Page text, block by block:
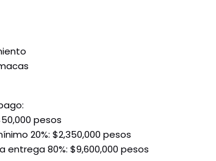
pesos
20%: $2,350,000 pesos
entrega 80%: $9,600,000 pesos